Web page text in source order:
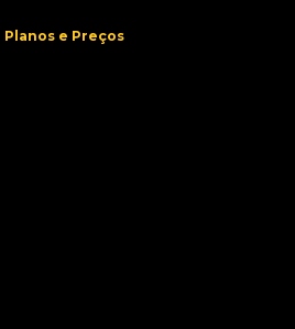
Planos e Preços